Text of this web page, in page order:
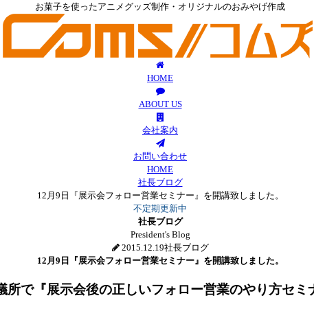
お菓子を使ったアニメグッズ制作・オリジナルのおみやげ作成
HOME
ABOUT US
会社案内
お問い合わせ
HOME
社長ブログ
12月9日『展示会フォロー営業セミナー』を開講致しました。
不定期更新中
社長ブログ
President's Blog
2015.12.19社長ブログ
12月9日『展示会フォロー営業セミナー』を開講致しました。
所で『展示会後の正しいフォロー営業のやり方セミ